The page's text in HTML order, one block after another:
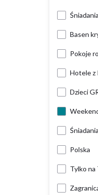
Basen
Pokoje
Hotele z
Dzieci
Polska
Tylko na